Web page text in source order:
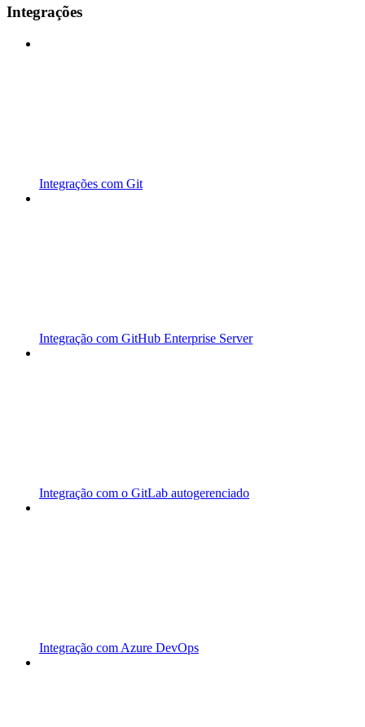
Integrações
Integrações com Git
Integração com GitHub Enterprise Server
Integração com o GitLab autogerenciado
Integração com Azure DevOps